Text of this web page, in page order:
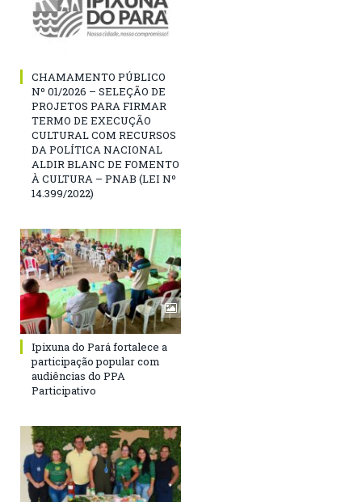
CHAMAMENTO PÚBLICO
Nº 01/2026 – SELEÇÃO DE
PROJETOS PARA FIRMAR
TERMO DE EXECUÇÃO
CULTURAL COM RECURSOS
DA POLÍTICA NACIONAL
ALDIR BLANC DE FOMENTO
À CULTURA – PNAB (LEI Nº
14.399/2022)
Ipixuna do Pará fortalece a
participação popular com
audiências do PPA
Participativo